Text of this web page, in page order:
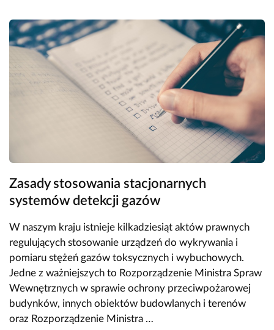
Zasady stosowania stacjonarnych
systemów detekcji gazów
W naszym kraju istnieje kilkadziesiąt aktów prawnych
regulujących stosowanie urządzeń do wykrywania i
pomiaru stężeń gazów toksycznych i wybuchowych.
Jedne z ważniejszych to Rozporządzenie Ministra Spraw
Wewnętrznych w sprawie ochrony przeciwpożarowej
budynków, innych obiektów budowlanych i terenów
oraz Rozporządzenie Ministra …